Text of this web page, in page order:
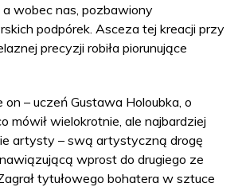
wobec nas, pozbawiony
podpórek. Asceza tej kreacji przy
precyzji robiła piorunujące
on – uczeń Gustawa Holoubka, o
mówił wielokrotnie, ale najbardziej
artysty – swą artystyczną drogę
wprost do drugiego ze
tytułowego bohatera w sztuce